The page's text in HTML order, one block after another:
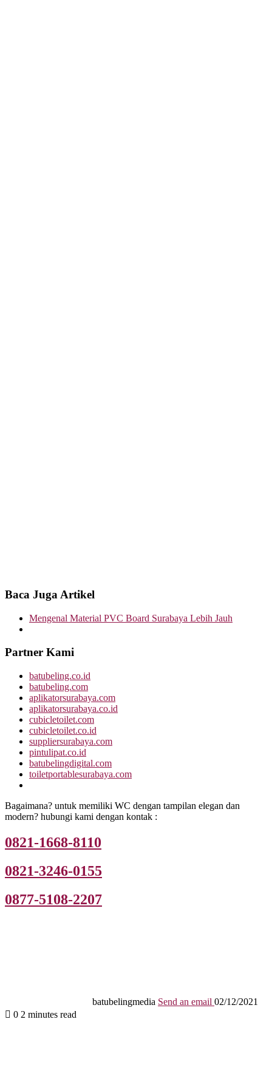
Baca Juga Artikel
Mengenal Material PVC Board Surabaya Lebih Jauh
Partner Kami
batubeling.co.id
batubeling.com
aplikatorsurabaya.com
aplikatorsurabaya.co.id
cubicletoilet.com
cubicletoilet.co.id
suppliersurabaya.com
pintulipat.co.id
batubelingdigital.com
toiletportablesurabaya.com
Bagaimana? untuk memiliki WC dengan tampilan elegan dan
modern? hubungi kami dengan kontak :
0821-1668-8110
0821-3246-0155
0877-5108-2207
batubelingmedia Send an email 02/12/2021
0 2 minutes read